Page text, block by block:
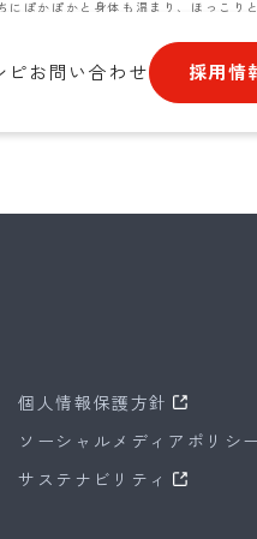
ピお問い合わせ 採用情
ぽかぽかと身体も温まり、ほっこり
個人情報保護方針
ソーシャルメディアポリシー
サステナビリティ